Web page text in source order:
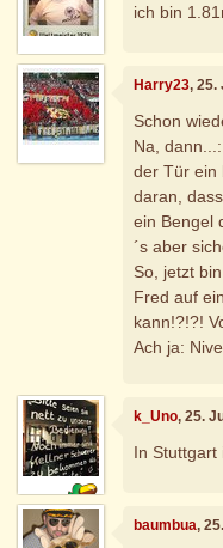
ich bin
Harry23, 25.
Schon
Na,
der Tür ein
daran,
ein Bengel
´s aber
So, jetzt
Fred auf
kann!?!?!
Ach ja:
k_Uno, 25.
In Stuttgart
baumbua,